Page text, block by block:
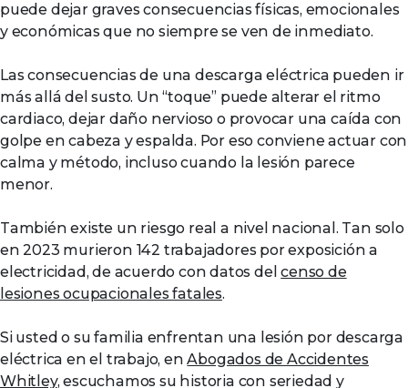
puede dejar graves consecuencias físicas, emocionales
y económicas que no siempre se ven de inmediato.
Las consecuencias de una descarga eléctrica pueden ir
más allá del susto. Un “toque” puede alterar el ritmo
cardiaco, dejar daño nervioso o provocar una caída con
golpe en cabeza y espalda. Por eso conviene actuar con
calma y método, incluso cuando la lesión parece
menor.
También existe un riesgo real a nivel nacional. Tan solo
en 2023 murieron 142 trabajadores por exposición a
electricidad, de acuerdo con datos delcenso de
lesiones ocupacionales fatales.
Si usted o su familia enfrentan una lesión por descarga
eléctrica en el trabajo, enAbogados de Accidentes
Whitley, escuchamos su historia con seriedad y